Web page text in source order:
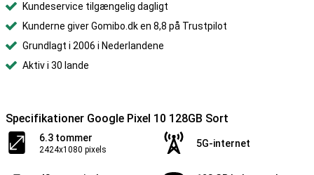
Kundeservice tilgængelig dagligt
Kunderne giver Gomibo.dk en 8,8 på Trustpilot
Grundlagt i 2006 i Nederlandene
Aktiv i 30 lande
Specifikationer Google Pixel 10 128GB Sort
6.3 tommer
2424x1080 pixels
5G-internet